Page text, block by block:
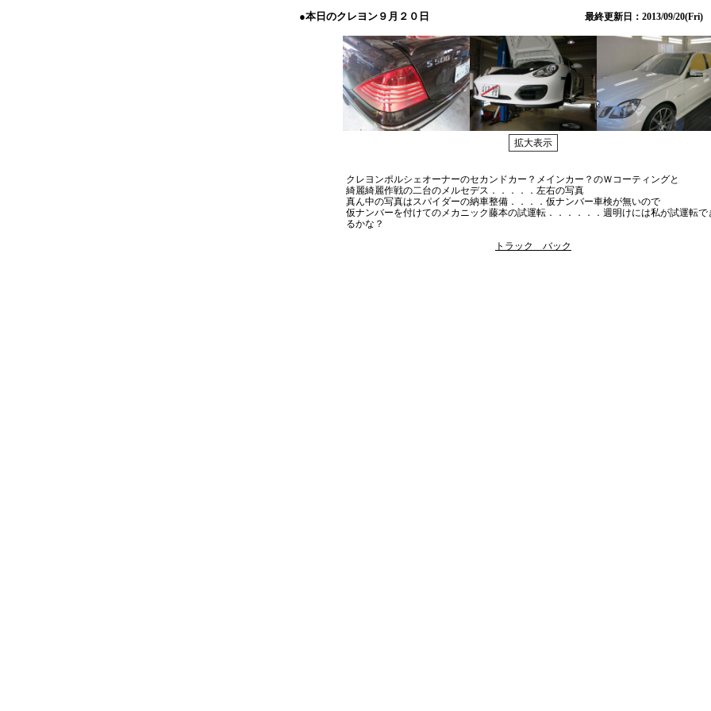
●本日のクレヨン９月２０日 最終更新日：2013/09/20(Fri)
クレヨンポルシェオーナーのセカンドカー？メインカー？のＷコーティングと
綺麗綺麗作戦の二台のメルセデス．．．．．左右の写真
真ん中の写真はスパイダーの納車整備．．．．仮ナンバー車検が無いので
仮ナンバーを付けてのメカニック藤本の試運転．．．．．．週明けには私が試運転で
るかな？
トラック バック